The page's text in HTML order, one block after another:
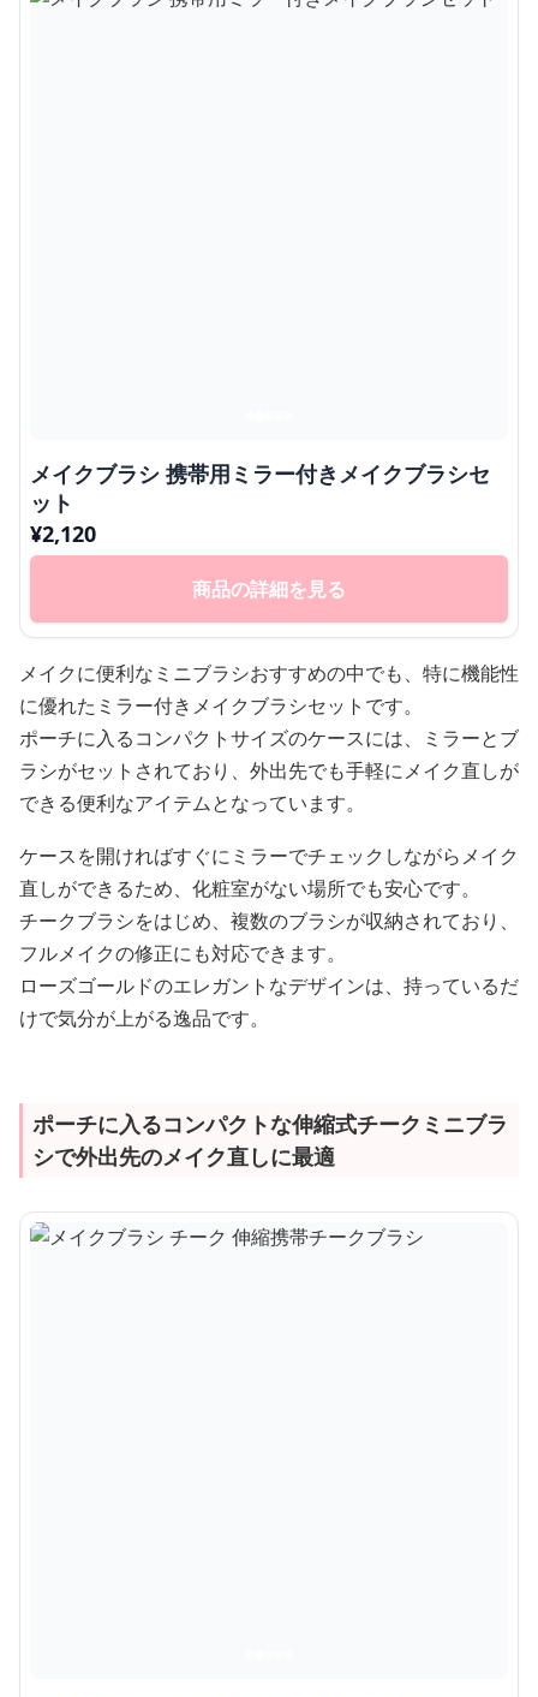
メイクブラシ 携帯用ミラー付きメイクブラシセ
ット
¥2,120
商品の詳細を見る
メイクに便利なミニブラシおすすめの中でも、特に機能性
に優れたミラー付きメイクブラシセットです。
ポーチに入るコンパクトサイズのケースには、ミラーとブ
ラシがセットされており、外出先でも手軽にメイク直しが
できる便利なアイテムとなっています。
ケースを開ければすぐにミラーでチェックしながらメイク
直しができるため、化粧室がない場所でも安心です。
チークブラシをはじめ、複数のブラシが収納されており、
フルメイクの修正にも対応できます。
ローズゴールドのエレガントなデザインは、持っているだ
けで気分が上がる逸品です。
ポーチに入るコンパクトな伸縮式チークミニブラ
シで外出先のメイク直しに最適